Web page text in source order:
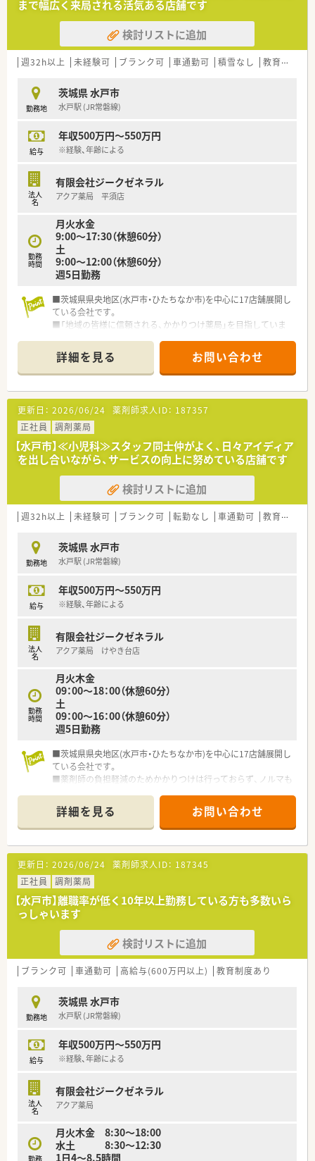
れる方で、地域に根差して長く勤務できる方を求めています。
■調剤未経験の方やブランクがある方も受け入れ可能であり、人
柄を重視した採用を行っているためまずはお気軽にご相談くだ
さい。
■平日は18時までの開局となっており残業時間も少ないため、
仕事終わりのプライベートな時間を大切にすることが可能で
す。
近隣店舗へヘルプに行く場合もありますが移動距離は限定的で
す。
に合わせて勤務店舗を相談できるなど柔軟な対応が行われてい
ます。
■インターネット薬剤師生涯教育講座のファーマストリームを
導入しており、費用は全額会社負担で認定薬剤師の取得を支援し
ます。
■外部講師を招いた研修会や日本薬剤師会主催の学術大会への
派遣を積極的に行い、薬剤師の職能向上を会社全体で推進してい
■薬剤師の業務負担を軽減するためノルマの設定を一切行わず、
患者様一人ひとりと向き合える環境づくりに注力しています
まで幅広く来局される活気ある店舗です
検討リストに追加
週32h以上 未経験可 ブランク可 車通勤可 積雪なし 教育制度あり
勤務地
茨城県 水戸市
水戸駅 (JR常磐線)
給与
年収500万円～550万円
※経験、年齢による
法人
名
有限会社ジークゼネラル
アクア薬局 平須店
勤務
時間
月火水金
9:00～17:30（休憩60分）
土
9:00～12:00（休憩60分）
週5日勤務
■茨城県県央地区(水戸市・ひたちなか市)を中心に17店舗展開し
ている会社です。
■「地域の皆様に信頼される、かかりつけ薬局」を目指していま
■薬剤師の職能向上を支援する教育体制、外部講師を招いて研修
会を実施、
最新の医薬や医療に関してはメーカーと提携していち早く情
報を入手しています。
また、日本薬剤師会主催の薬学大会や地域薬剤師会主催の研修
会などに積極的に人
材を派遣しています。
詳細を見る お問い合わせ
更新日： 2026/06/24 薬剤師求人ID： 187357
正社員
調剤薬局
【水戸市】≪小児科≫スタッフ同士仲がよく、日々アイディア
を出し合いながら、サービスの向上に努めている店舗です
検討リストに追加
週32h以上 未経験可 ブランク可 転勤なし 車通勤可 教育制度あり
勤務地
茨城県 水戸市
水戸駅 (JR常磐線)
給与
年収500万円～550万円
※経験、年齢による
法人
名
有限会社ジークゼネラル
アクア薬局 けやき台店
勤務
時間
月火木金
09：00～18：00（休憩60分）
土
09：00～16：00（休憩60分）
週5日勤務
■茨城県県央地区(水戸市・ひたちなか市)を中心に17店舗展開し
ている会社です。
■薬剤師の負担軽減のためかかりつけは行っておらず、ノルマも
後発品、在宅で加算を取るよう努めております。
■クリニックの開業支援を行っており、あわせて出店をしており
ます。
詳細を見る お問い合わせ
更新日： 2026/06/24 薬剤師求人ID： 187345
正社員
調剤薬局
【水戸市】離職率が低く10年以上勤務している方も多数いら
っしゃいます
検討リストに追加
ブランク可 車通勤可 高給与(600万円以上) 教育制度あり
勤務地
茨城県 水戸市
水戸駅 (JR常磐線)
給与
年収500万円～550万円
※経験、年齢による
法人
名
有限会社ジークゼネラル
アクア薬局
勤務
月火木金 8:30～18:00
水土 8:30～12:30
1日4～8.5時間